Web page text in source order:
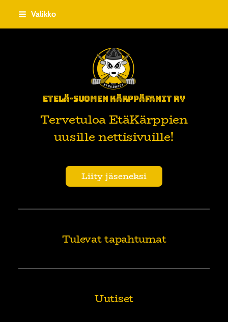
Siirry
sivun
Valikko
Etelä-Suomen Kärppäfanit ry
Tervetuloa EtäKärppien
uusille nettisivuille!
Liity jäseneksi
Tulevat tapahtumat
Uutiset